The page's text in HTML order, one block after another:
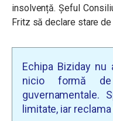
insolvență. Șeful
Fritz să declare stare
Echipa Biziday
nicio formă
guvernamentale.
limitate, iar